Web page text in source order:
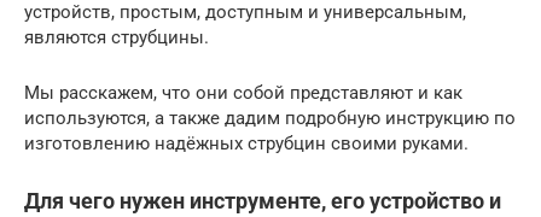
устройств, простым, доступным и универсальным,
являются струбцины.
Мы расскажем, что они собой представляют и как
используются, а также дадим подробную инструкцию по
изготовлению надёжных струбцин своими руками.
Для чего нужен инструменте, его устройство и